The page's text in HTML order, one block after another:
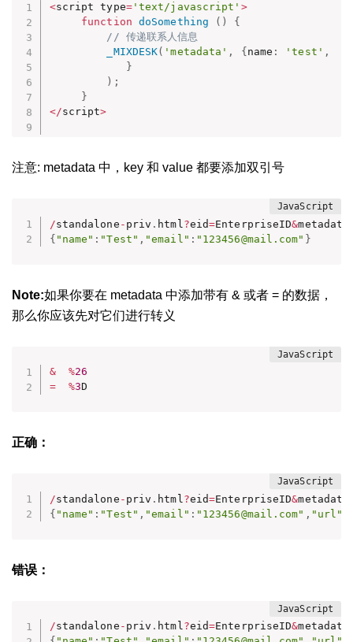
<script type='text/javascript' >
function doSomething ( )
{
// 传递联系人信息
_MIXDESK( 'metadata' , { name : 'test' ,
}
) ;
}
</script>
注意: metadata 中，key 和 value 都要添加双引号
/standalone - priv . html ?eid=EnterpriseID&metadata
{ "name" : "Test" , "email" : "123456@mail.com" }
Note:如果你要在 metadata 中添加带有 & 或者 = 的数据，
那么你应该先对它们进行转义
& %26
=
%3D
正确：
/standalone - priv . html ?eid=EnterpriseID&metadata
{ "name" : "Test" , "email" : "123456@mail.com" , "url"
错误：
/standalone - priv . html?eid=EnterpriseID&metadata